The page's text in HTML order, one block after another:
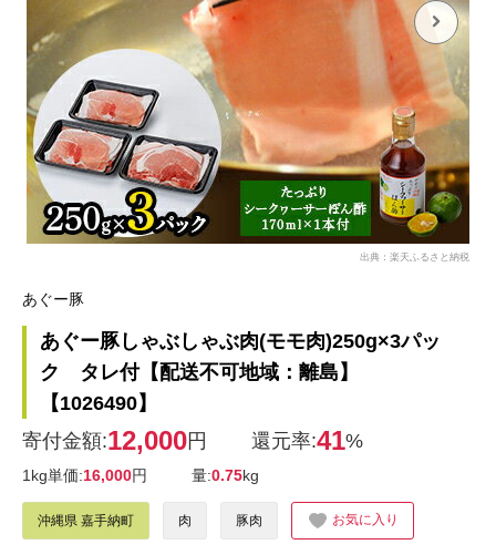
出典：楽天ふるさと納税
あぐー豚
あぐー豚しゃぶしゃぶ肉(モモ肉)250g×3パッ
ク タレ付【配送不可地域：離島】
【1026490】
寄付金額:12,000円 還元率:41%
1kg単価:16,000円 量:0.75kg
沖縄県 嘉手納町 肉 豚肉 お気に入り